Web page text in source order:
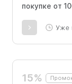
покупке от
Уже
15%